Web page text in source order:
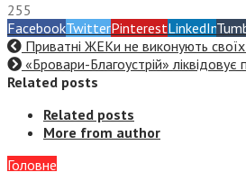
255
FacebookTwitterPinterestLinkedIn
Приватні ЖЕКи не виконують своїх
«Бровари-Благоустрій» ліквідовує
Related posts
Related posts
More from author
Головне